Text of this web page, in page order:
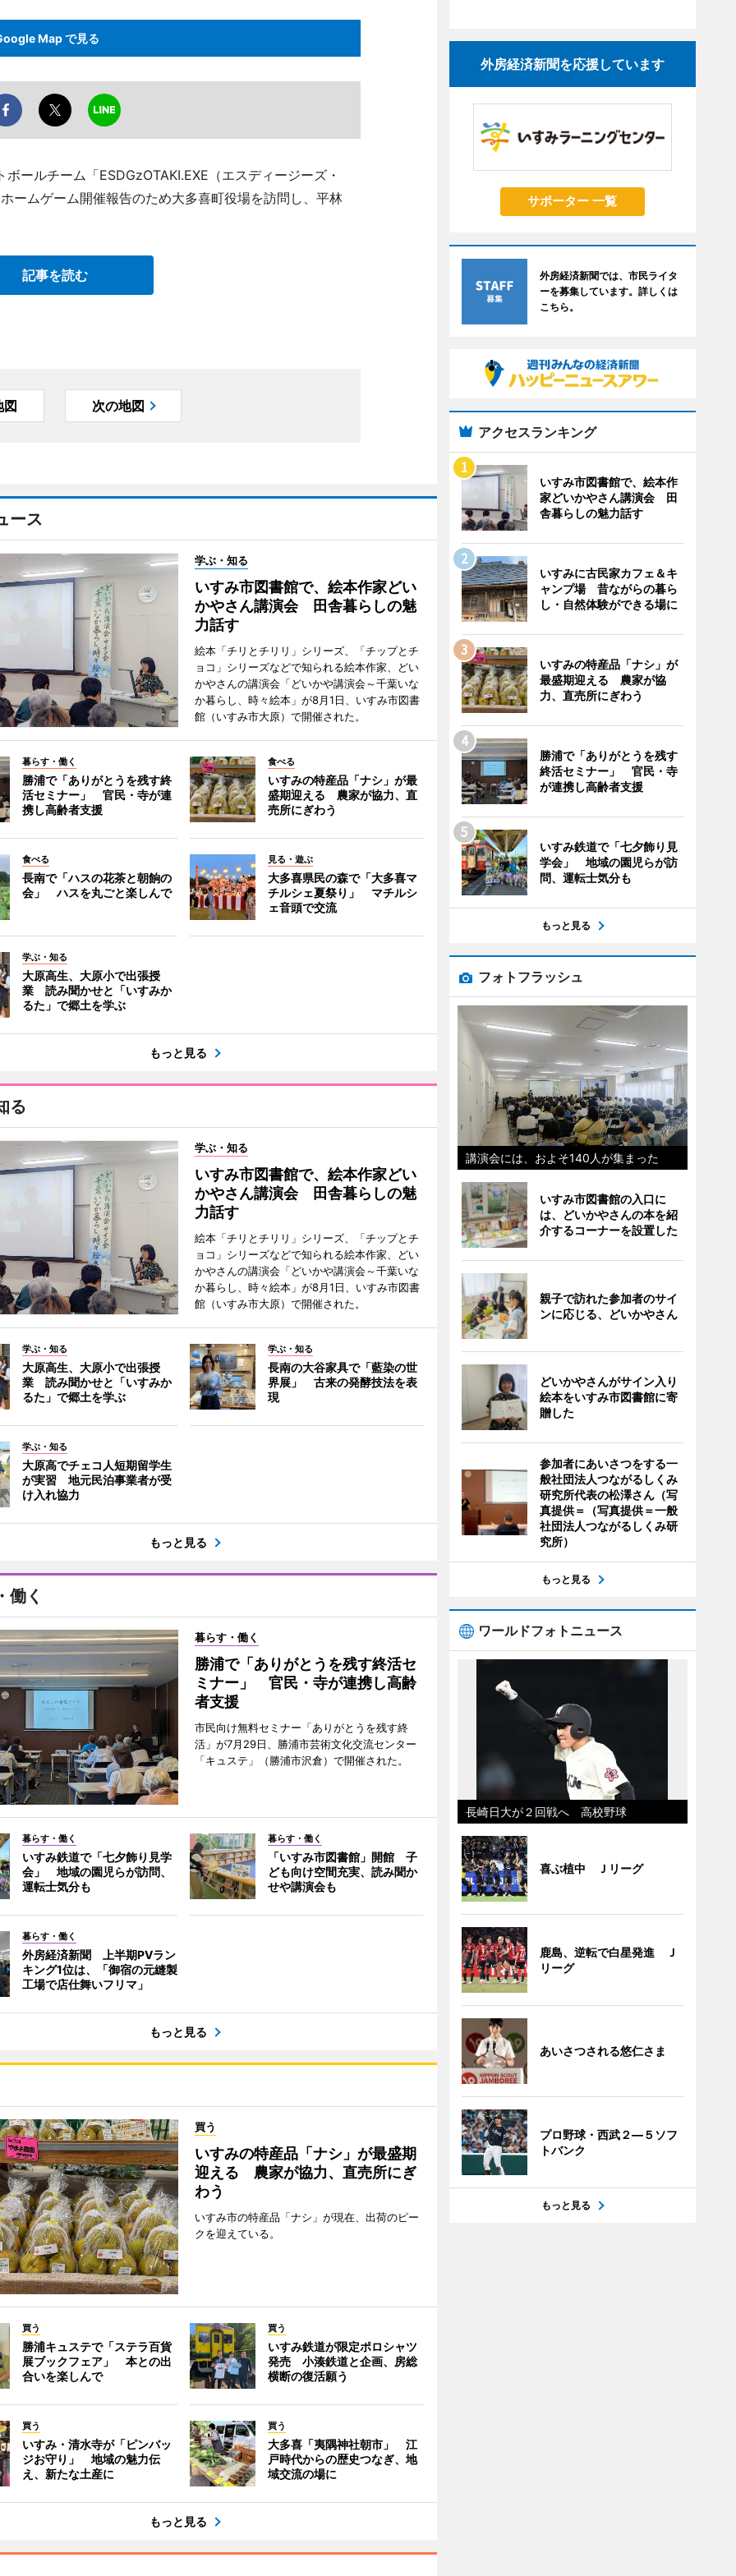
Map で見る
ールチーム「ESDGzOTAKI.EXE（エスディージーズ・
ームゲーム開催報告のため大多喜町役場を訪問し、平林
記事を読む
図 次の地図
ース
学ぶ・知る
いすみ市図書館で、絵本作家どい
かやさん講演会 田舎暮らしの魅
力話す
絵本「チリとチリリ」シリーズ、「チップとチ
ョコ」シリーズなどで知られる絵本作家、どい
かやさんの講演会「どいかや講演会～千葉いな
か暮らし、時々絵本」が8月1日、いすみ市図書
館（いすみ市大原）で開催された。
暮らす・働く
勝浦で「ありがとうを残す終
活セミナー」 官民・寺が連
携し高齢者支援
食べる
いすみの特産品「ナシ」が最
盛期迎える 農家が協力、直
売所にぎわう
食べる
長南で「ハスの花茶と朝餉の
会」 ハスを丸ごと楽しんで
見る・遊ぶ
大多喜県民の森で「大多喜マ
チルシェ夏祭り」 マチルシ
ェ音頭で交流
学ぶ・知る
大原高生、大原小で出張授
業 読み聞かせと「いすみか
るた」で郷土を学ぶ
もっと見る
る
学ぶ・知る
いすみ市図書館で、絵本作家どい
かやさん講演会 田舎暮らしの魅
力話す
絵本「チリとチリリ」シリーズ、「チップとチ
ョコ」シリーズなどで知られる絵本作家、どい
かやさんの講演会「どいかや講演会～千葉いな
か暮らし、時々絵本」が8月1日、いすみ市図書
館（いすみ市大原）で開催された。
学ぶ・知る
大原高生、大原小で出張授
業 読み聞かせと「いすみか
るた」で郷土を学ぶ
学ぶ・知る
長南の大谷家具で「藍染の世
界展」 古来の発酵技法を表
現
学ぶ・知る
大原高でチェコ人短期留学生
が実習 地元民泊事業者が受
け入れ協力
もっと見る
働く
暮らす・働く
勝浦で「ありがとうを残す終活セ
ミナー」 官民・寺が連携し高齢
者支援
市民向け無料セミナー「ありがとうを残す終
活」が7月29日、勝浦市芸術文化交流センター
「キュステ」（勝浦市沢倉）で開催された。
暮らす・働く
いすみ鉄道で「七夕飾り見学
会」 地域の園児らが訪問、
運転士気分も
暮らす・働く
「いすみ市図書館」開館 子
ども向け空間充実、読み聞か
せや講演会も
暮らす・働く
外房経済新聞 上半期PVラン
キング1位は、「御宿の元縫製
工場で店仕舞いフリマ」
もっと見る
買う
いすみの特産品「ナシ」が最盛期
迎える 農家が協力、直売所にぎ
わう
いすみ市の特産品「ナシ」が現在、出荷のピー
クを迎えている。
買う
勝浦キュステで「ステラ百貨
展ブックフェア」 本との出
合いを楽しんで
買う
いすみ鉄道が限定ポロシャツ
発売 小湊鉄道と企画、房総
横断の復活願う
買う
いすみ・清水寺が「ピンバッ
ジお守り」 地域の魅力伝
え、新たな土産に
買う
大多喜「夷隅神社朝市」 江
戸時代からの歴史つなぎ、地
域交流の場に
もっと見る
外房経済新聞を応援しています
サポーター 一覧
外房経済新聞では、市民ライタ
ーを募集しています。詳しくは
こちら。
アクセスランキング
いすみ市図書館で、絵本作
家どいかやさん講演会 田
舎暮らしの魅力話す
いすみに古民家カフェ＆キ
ャンプ場 昔ながらの暮ら
し・自然体験ができる場に
いすみの特産品「ナシ」が
最盛期迎える 農家が協
力、直売所にぎわう
勝浦で「ありがとうを残す
終活セミナー」 官民・寺
が連携し高齢者支援
いすみ鉄道で「七夕飾り見
学会」 地域の園児らが訪
問、運転士気分も
もっと見る
フォトフラッシュ
講演会には、およそ140人が集まった
いすみ市図書館の入口に
は、どいかやさんの本を紹
介するコーナーを設置した
親子で訪れた参加者のサイ
ンに応じる、どいかやさん
どいかやさんがサイン入り
絵本をいすみ市図書館に寄
贈した
参加者にあいさつをする一
般社団法人つながるしくみ
研究所代表の松澤さん（写
真提供＝（写真提供＝一般
社団法人つながるしくみ研
究所）
もっと見る
ワールドフォトニュース
長崎日大が２回戦へ 高校野球
喜ぶ植中 Ｊリーグ
鹿島、逆転で白星発進 Ｊ
リーグ
あいさつされる悠仁さま
プロ野球・西武２―５ソフ
トバンク
もっと見る